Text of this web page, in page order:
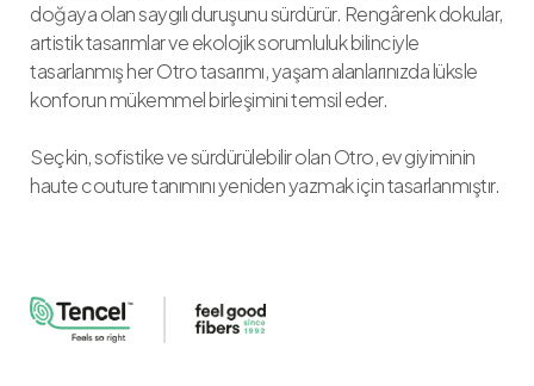
doğaya olan saygılı duruşunu sürdürür. Rengârenk dokular,
artistik tasarımlar ve ekolojik sorumluluk bilinciyle
tasarlanmış her Otro tasarımı, yaşam alanlarınızda lüksle
konforun mükemmel birleşimini temsil eder.
Seçkin, sofistike ve sürdürülebilir olan Otro, ev giyiminin
haute couture tanımını yeniden yazmak için tasarlanmıştır.